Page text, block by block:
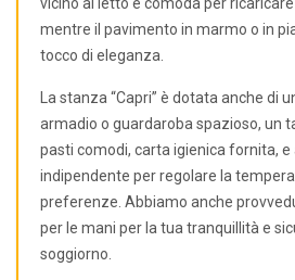
mentre il pavimento in marmo o in
tocco di eleganza.
La stanza “Capri” è dotata anche di
armadio o guardaroba spazioso, un
pasti comodi, carta igienica fornita,
indipendente per regolare la
preferenze. Abbiamo anche
per le mani per la tua tranquillità e
soggiorno.